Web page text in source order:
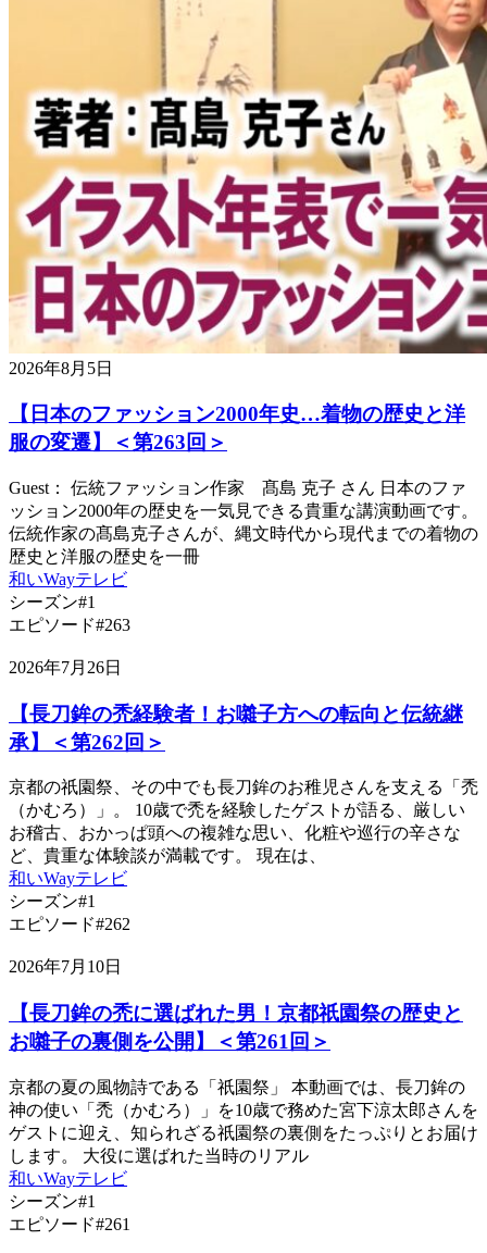
2026年8月5日
【日本のファッション2000年史…着物の歴史と洋
服の変遷】＜第263回＞
Guest： 伝統ファッション作家 髙島 克子 さん 日本のファ
ッション2000年の歴史を一気見できる貴重な講演動画です。
伝統作家の髙島克子さんが、縄文時代から現代までの着物の
歴史と洋服の歴史を一冊
和いWayテレビ
シーズン#1
エピソード#263
2026年7月26日
【長刀鉾の禿経験者！お囃子方への転向と伝統継
承】＜第262回＞
京都の祇園祭、その中でも長刀鉾のお稚児さんを支える「禿
（かむろ）」。 10歳で禿を経験したゲストが語る、厳しい
お稽古、おかっぱ頭への複雑な思い、化粧や巡行の辛さな
ど、貴重な体験談が満載です。 現在は、
和いWayテレビ
シーズン#1
エピソード#262
2026年7月10日
【長刀鉾の禿に選ばれた男！京都祇園祭の歴史と
お囃子の裏側を公開】＜第261回＞
京都の夏の風物詩である「祇園祭」 本動画では、長刀鉾の
神の使い「禿（かむろ）」を10歳で務めた宮下涼太郎さんを
ゲストに迎え、知られざる祇園祭の裏側をたっぷりとお届け
します。 大役に選ばれた当時のリアル
和いWayテレビ
シーズン#1
エピソード#261